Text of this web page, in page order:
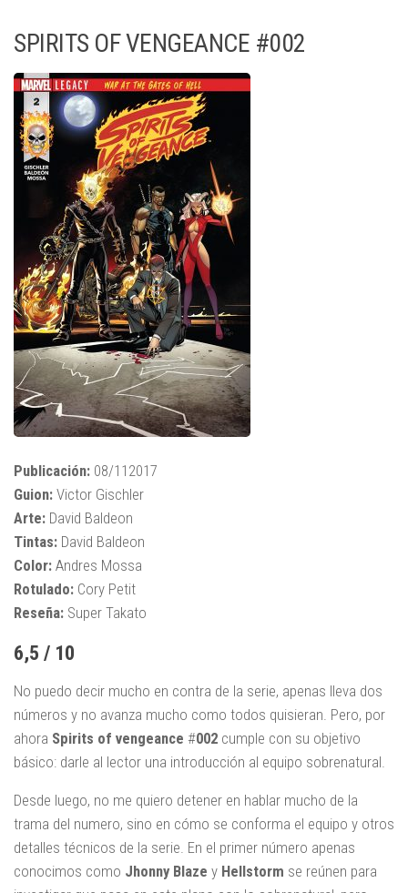
SPIRITS OF VENGEANCE #002
Publicación: 08/112017
Guion: Victor Gischler
Arte: David Baldeon
Tintas: David Baldeon
Color: Andres Mossa
Rotulado: Cory Petit
Reseña: Super Takato
6,5 / 10
No puedo decir mucho en contra de la serie, apenas lleva dos
números y no avanza mucho como todos quisieran. Pero, por
ahora Spirits of vengeance #002 cumple con su objetivo
básico: darle al lector una introducción al equipo sobrenatural.
Desde luego, no me quiero detener en hablar mucho de la
trama del numero, sino en cómo se conforma el equipo y otros
detalles técnicos de la serie. En el primer número apenas
conocimos como Jhonny Blaze y Hellstorm se reúnen para